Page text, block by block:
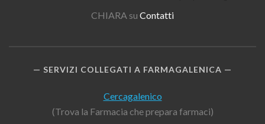
CHIARA su Contatti
SERVIZI COLLEGATI A FARMAGALENICA
Cercagalenico
(Trova la Farmacia che prepara farmaci)